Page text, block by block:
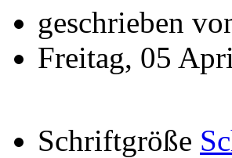
geschrieben
Freitag, 05
Schriftgröße